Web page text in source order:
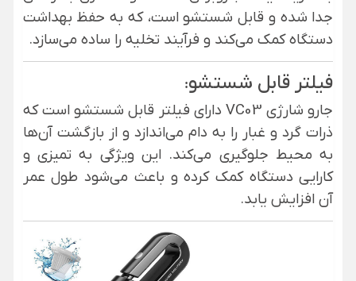
جدا شده و قابل شستشو است، که به حفظ بهداشت
دستگاه کمک می‌کند و فرآیند تخلیه را ساده می‌سازد.
فیلتر قابل شستشو:
جارو شارژیVC03 دارای فیلتر قابل شستشو است که
ذرات گرد و غبار را به دام می‌اندازد و از بازگشت آن‌ها
به محیط جلوگیری می‌کند. این ویژگی به تمیزی و
کارایی دستگاه کمک کرده و باعث می‌شود طول عمر
آن افزایش یابد.